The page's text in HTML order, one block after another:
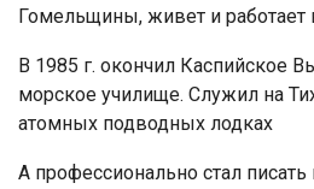
Гомельщины, живет и работает
В 1985 г. окончил Каспийское
морское училище. Служил на
атомных подводных лодках
А профессионально стал